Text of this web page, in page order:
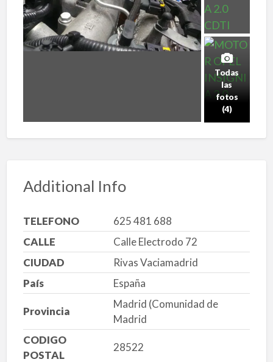
Todas
las
fotos
(4)
Additional Info
TELEFONO
625 481 688
CALLE
Calle Electrodo 72
CIUDAD
Rivas Vaciamadrid
País
España
Provincia
Madrid (Comunidad de
Madrid
CODIGO
POSTAL
28522